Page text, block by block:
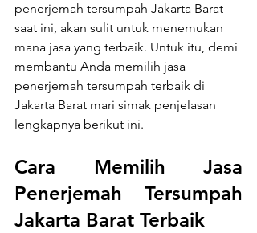
penerjemah tersumpah Jakarta Barat
saat ini, akan sulit untuk menemukan
mana jasa yang terbaik. Untuk itu, demi
membantu Anda memilih jasa
penerjemah tersumpah terbaik di
Jakarta Barat mari simak penjelasan
lengkapnya berikut ini.
Cara Memilih Jasa
Penerjemah Tersumpah
Jakarta Barat Terbaik